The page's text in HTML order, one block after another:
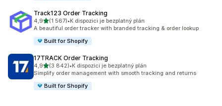
Track123 Order Tracking
4,9z 5 hvězd
(1 567)
Celkový počet recenzí: 1567
•K dispozici je bezplatný plán
A beautiful order tracker with branded tracking & order lookup
Built for Shopify
17TRACK Order Tracking
4,9z 5 hvězd
(3 842)
Celkový počet recenzí: 3842
•K dispozici je bezplatný plán
Simplify order management with smooth tracking and returns
Built for Shopify